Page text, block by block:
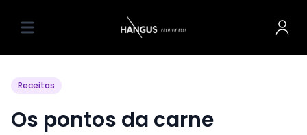
Receitas
Os pontos da carne